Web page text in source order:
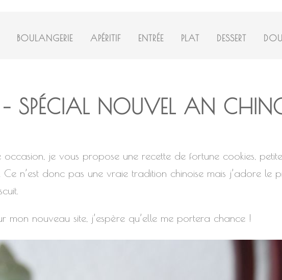
BOULANGERIE APÉRITIF ENTRÉE PLAT DESSERT
– SPÉCIAL NOUVEL AN
je vous propose une recette de fortune cookies,
Ce n’est donc pas une vraie tradition chinoise mais j’adore le
nouveau site, j’espère qu’elle me portera chance !